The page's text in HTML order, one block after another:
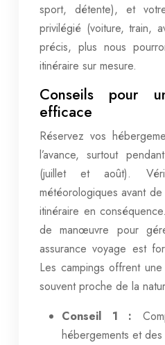
sport, détente), et
privilégié (voiture, train,
précis, plus nous
itinéraire sur mesure.
Conseils pour
efficace
Réservez vos
l’avance, surtout
(juillet et août).
météorologiques avant
itinéraire en
de manœuvre pour
assurance voyage est
Les campings offrent
souvent proche de la
Conseil 1 :
hébergements et des